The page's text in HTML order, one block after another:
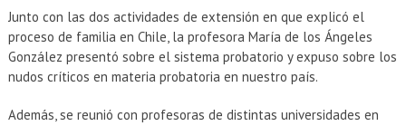
Junto con las dos actividades de extensión en que explicó el
proceso de familia en Chile, la profesora María de los Ángeles
González presentó sobre el sistema probatorio y expuso sobre los
nudos críticos en materia probatoria en nuestro país.
Además, se reunió con profesoras de distintas universidades en